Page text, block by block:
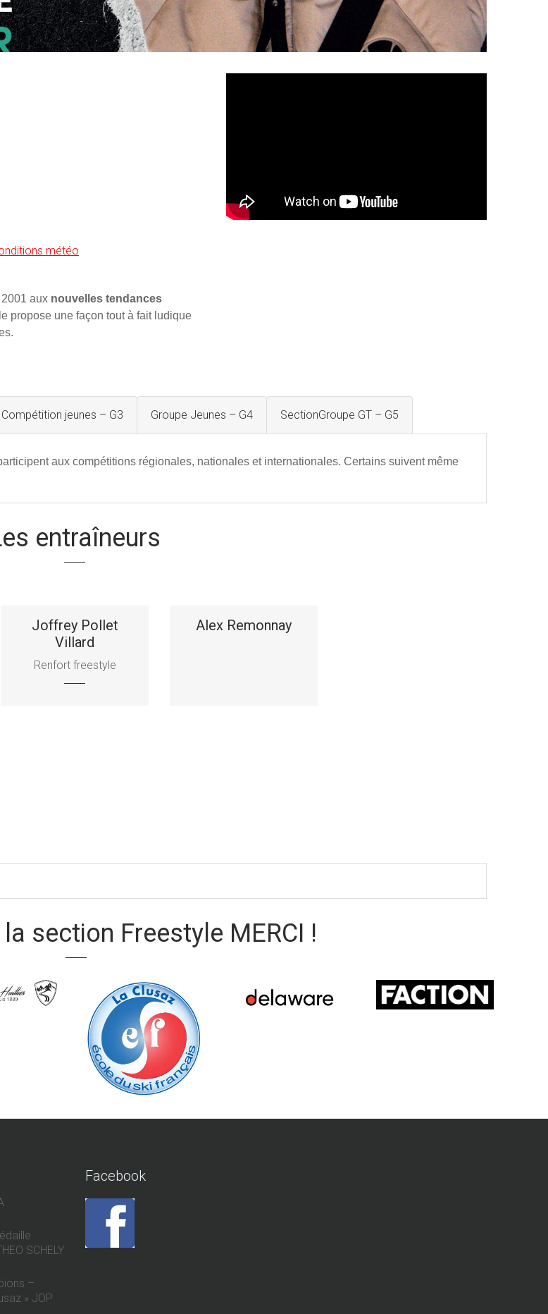
météo
aux nouvelles tendances
propose une façon tout à fait ludique
jeunes – G3 Groupe Jeunes – G4 SectionGroupe GT – G5
aux compétitions régionales, nationales et internationales. Certains suivent même
entraîneurs
Joffrey Pollet
Villard
Renfort freestyle
Alex Remonnay
section Freestyle MERCI !
SCHELY
–
» JOP
Facebook